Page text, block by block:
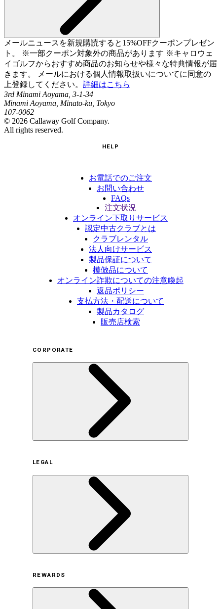
メールニュースを新規購読すると15%OFFクーポンプレゼン
ト。 ※一部クーポン対象外の商品があります ※キャロウェ
イゴルフからおすすめ商品のお知らせや様々な特典情報が届
きます。 メールにおける個人情報取扱いについてに同意の
上登録してください。 詳細はこちら
3rd Minami Aoyama, 3-1-34
Minami Aoyama, Minato-ku, Tokyo
107-0062
© 2026 Callaway Golf Company.
All rights reserved.
HELP
お電話でのご注文
お問い合わせ
FAQs
注文状況
オンライン下取りサービス
認定中古クラブとは
クラブレンタル
法人向けサービス
製品保証について
模倣品について
オンライン詐欺についての注意喚起
返品ポリシー
支払方法・配送について
製品カタログ
販売店検索
CORPORATE
サステナビリティの取り組み（日本）
サステナビリティの取り組み（米国/英語）
ヒストリー
採用情報
LEGAL
オンラインストア利用規約
プライバシーポリシー
特定商取引法に基づく表示
REWARDS